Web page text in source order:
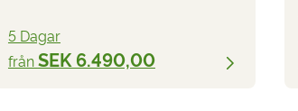
5 Dagar
från SEK 6.490,00